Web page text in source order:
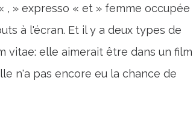
, » expresso « et » femme occupée
à l'écran. Et il y a deux types de
vitae: elle aimerait être dans un film
n'a pas encore eu la chance de